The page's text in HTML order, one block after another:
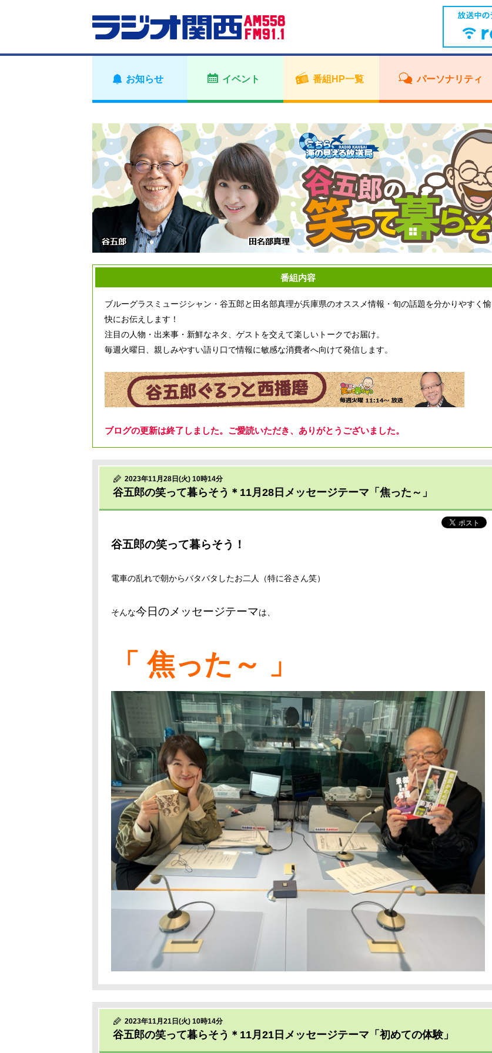
お知らせ イベント 番組HP一覧 パーソナリティ
番組内容
ブルーグラスミュージシャン・谷五郎と田名部真理が兵庫県のオススメ情報・旬の話題を分かりやすく愉
快にお伝えします！
注目の人物・出来事・新鮮なネタ、ゲストを交えて楽しいトークでお届け。
毎週火曜日、親しみやすい語り口で情報に敏感な消費者へ向けて発信します。
ブログの更新は終了しました。ご愛読いただき、ありがとうございました。
2023年11月28日(火) 10時14分
谷五郎の笑って暮らそう＊11月28日メッセージテーマ「焦った～」
谷五郎の笑って暮らそう！
電車の乱れで朝からバタバタしたお二人（特に谷さん笑）
そんな今日のメッセージテーマは、
「 焦った～ 」
2023年11月21日(火) 10時14分
谷五郎の笑って暮らそう＊11月21日メッセージテーマ「初めての体験」